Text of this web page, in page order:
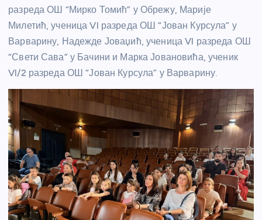
разреда ОШ “Мирко Томић” у Обрежу, Марије
Милетић, ученица VI разреда ОШ “Јован Курсула” у
Варварину, Надежде Јоваџић, ученица VI разреда ОШ
“Свети Сава” у Бачини и Марка Јовановића, ученик
VI/2 разреда ОШ “Јован Курсула” у Варварину.